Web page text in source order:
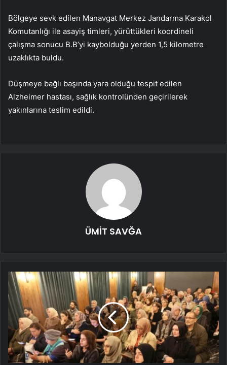
Bölgeye sevk edilen Manavgat Merkez Jandarma Karakol
Komutanlığı ile asayiş timleri, yürüttükleri koordineli
çalışma sonucu B.B’yi kaybolduğu yerden 1,5 kilometre
uzaklıkta buldu.
Düşmeye bağlı başında yara olduğu tespit edilen
Alzheimer hastası, sağlık kontrolünden geçirilerek
yakınlarına teslim edildi.
ÜMİT SAVĞA